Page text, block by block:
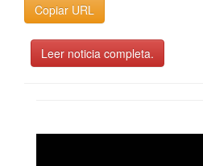
Copiar URL
Leer noticia completa.